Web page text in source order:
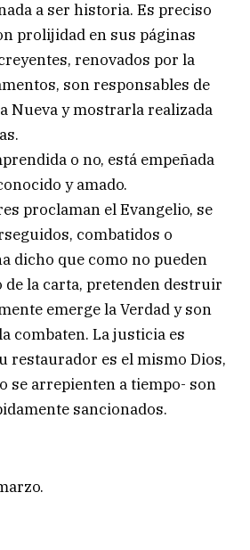
a ser historia. Es preciso
prolijidad en sus páginas
renovados por la
son responsables de
Nueva y mostrarla realizada
o no, está empeñada
y amado.
proclaman el Evangelio, se
combatidos o
dicho que como no pueden
la carta, pretenden destruir
emerge la Verdad y son
combaten. La justicia es
restaurador es el mismo Dios,
se arrepienten a tiempo- son
sancionados.